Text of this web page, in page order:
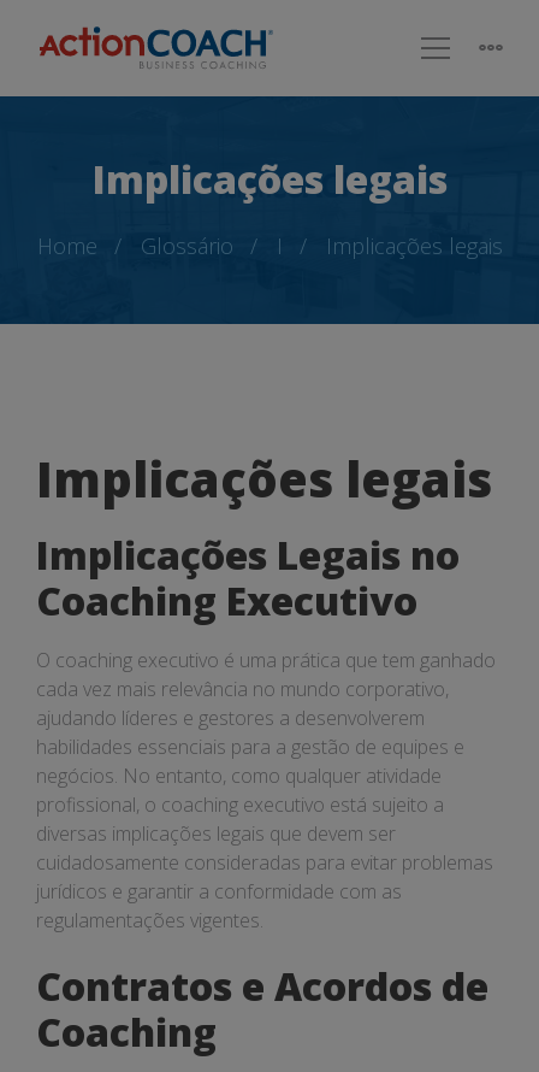
Implicações legais
Home Glossário I Implicações legais
Implicações
legais
Implicações legais
Implicações Legais no
Coaching Executivo
O coaching executivo é uma prática que tem ganhado
cada vez mais relevância no mundo corporativo,
ajudando líderes e gestores a desenvolverem
habilidades essenciais para a gestão de equipes e
negócios. No entanto, como qualquer atividade
profissional, o coaching executivo está sujeito a
diversas implicações legais que devem ser
cuidadosamente consideradas para evitar problemas
jurídicos e garantir a conformidade com as
regulamentações vigentes.
Contratos e Acordos de
Coaching